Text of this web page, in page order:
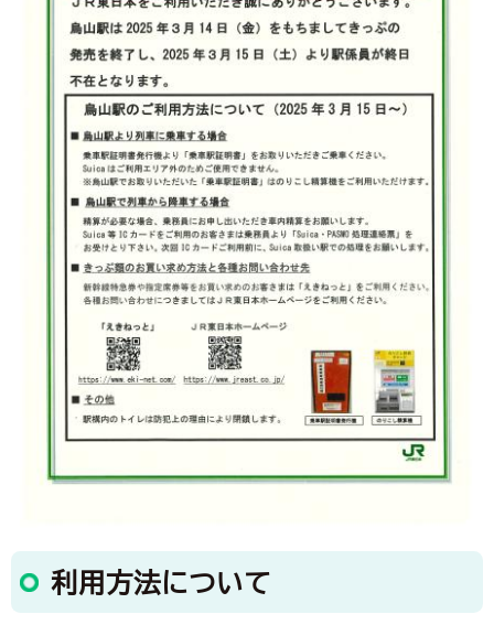
利用方法について